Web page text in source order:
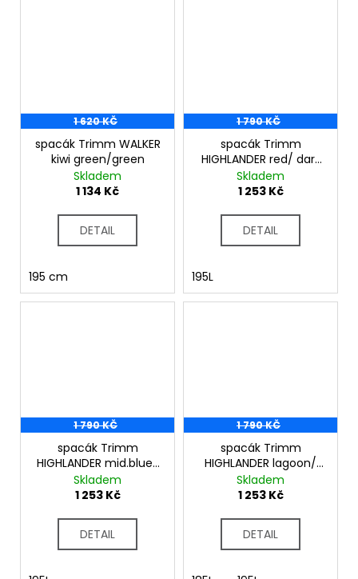
1 620 KČ
spacák Trimm WALKER
kiwi green/green
Skladem
1 134 Kč
DETAIL
195 cm
1 790 KČ
spacák Trimm
HIGHLANDER red/ dark
grey
Skladem
1 253 Kč
DETAIL
195L
1 790 KČ
spacák Trimm
HIGHLANDER mid.blue/
sea blue
Skladem
1 253 Kč
DETAIL
1 790 KČ
spacák Trimm
HIGHLANDER lagoon/
lemon
Skladem
1 253 Kč
DETAIL